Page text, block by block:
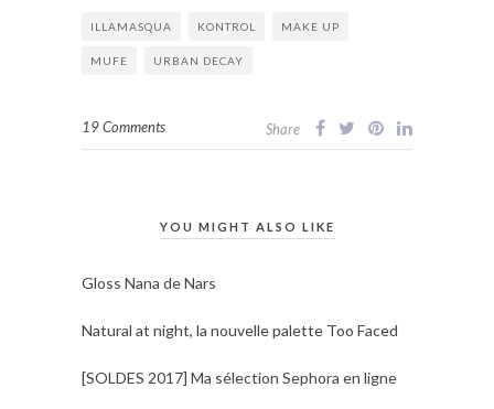
ILLAMASQUA KONTROL MAKE UP
MUFE URBAN DECAY
19 Comments Share
YOU MIGHT ALSO LIKE
Gloss Nana de Nars
Natural at night, la nouvelle palette Too Faced
[SOLDES 2017] Ma sélection Sephora en ligne